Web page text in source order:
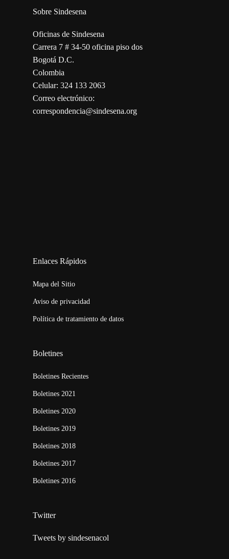
Sobre Sindesena
Oficinas de Sindesena
Carrera 7 # 34-50 oficina piso dos
Bogotá D.C.
Colombia
Celular: 324 133 2063
Correo electrónico:
correspondencia@sindesena.org
Enlaces Rápidos
Mapa del Sitio
Aviso de privacidad
Política de tratamiento de datos
Boletines
Boletines Recientes
Boletines 2021
Boletines 2020
Boletines 2019
Boletines 2018
Boletines 2017
Boletines 2016
Twitter
Tweets by sindesenacol